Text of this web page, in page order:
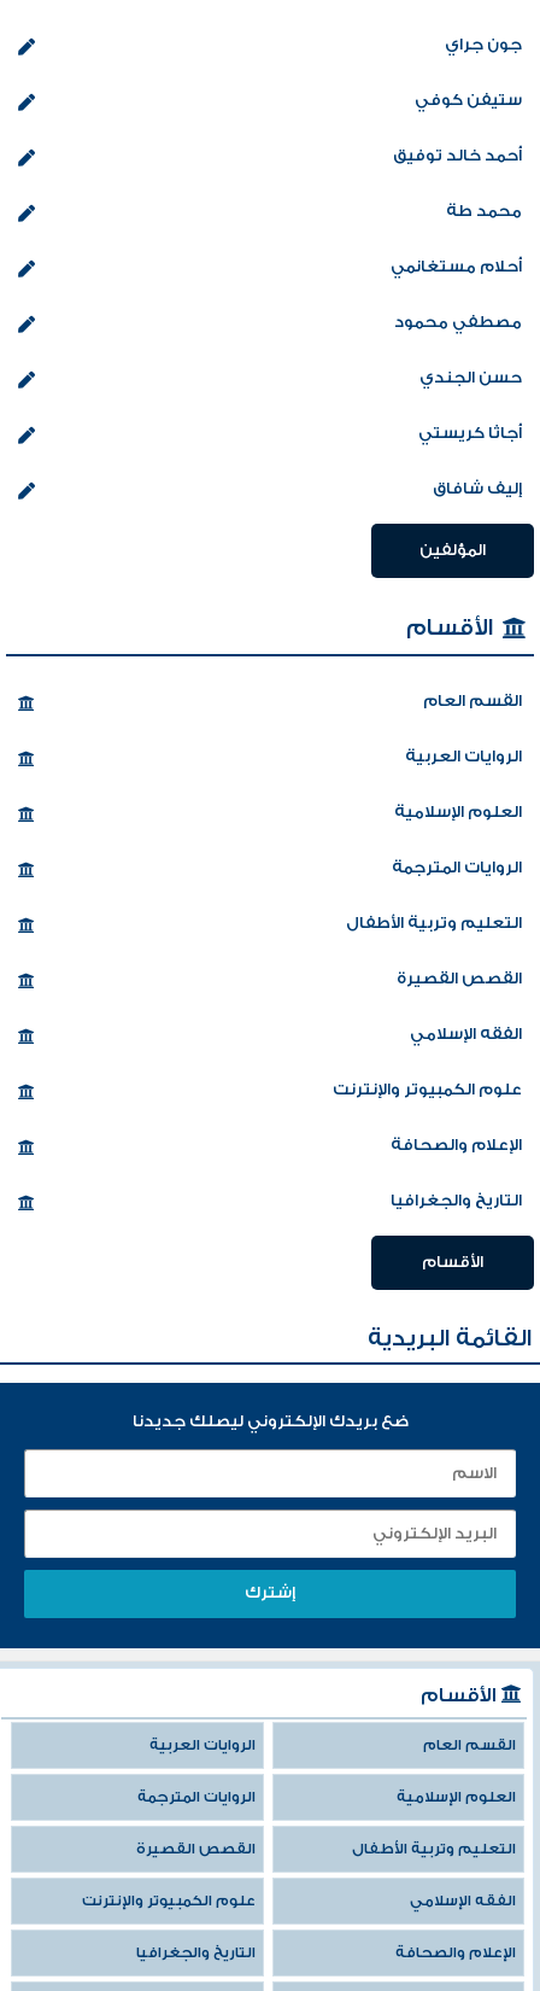
جون جراي
ستيفن كوفي
أحمد خالد توفيق
محمد طة
أحلام مستغانمي
مصطفي محمود
حسن الجندي
أجاثا كريستي
إليف شافاق
المؤلفين
الأقسام
القسم العام
الروايات العربية
العلوم الإسلامية
الروايات المترجمة
التعليم وتربية الأطفال
القصص القصيرة
الفقه الإسلامي
علوم الكمبيوتر والإنترنت
الإعلام والصحافة
التاريخ والجغرافيا
الأقسام
القائمة البريدية
ضع بريدك الإلكتروني ليصلك جديدنا
الأقسام
القسم العام الروايات العربية
العلوم الإسلامية الروايات المترجمة
التعليم وتربية الأطفال القصص القصيرة
الفقه الإسلامي علوم الكمبيوتر والإنترنت
الإعلام والصحافة التاريخ والجغرافيا